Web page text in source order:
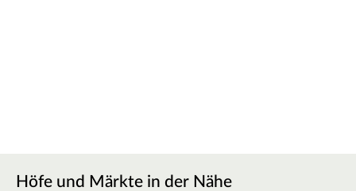
Höfe und Märkte in der Nähe